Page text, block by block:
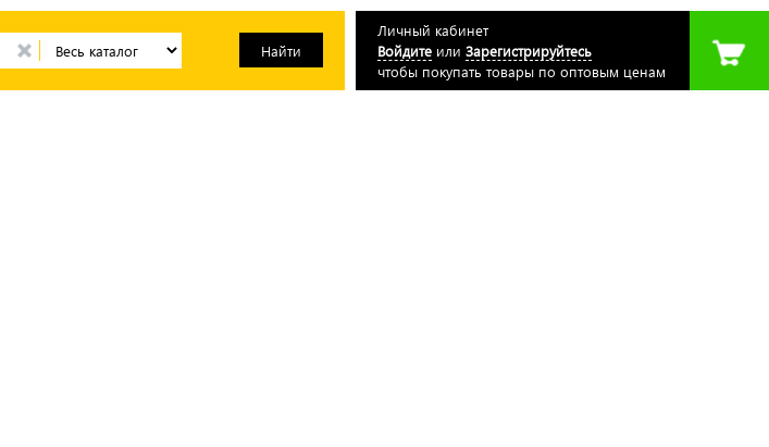
Личный кабинет
Войдите или Зарегистрируйтесь
чтобы покупать товары по оптовым ценам